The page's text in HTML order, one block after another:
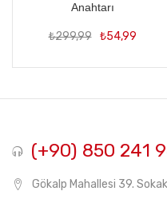
Anahtarı
₺299,99 fiyat:
₺54,99Şu
(+90) 850 241
Gökalp Mahallesi 39.